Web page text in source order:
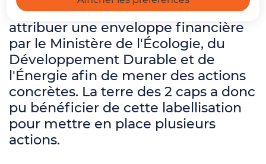
Croissance Verteet s'est vu
attribuer une enveloppe financière
par le Ministère de l'Écologie, du
Développement Durable et de
l'Énergie afin de mener des actions
concrètes. La terre des 2 caps a donc
pu bénéficier de cette labellisation
pour mettre en place plusieurs
actions.